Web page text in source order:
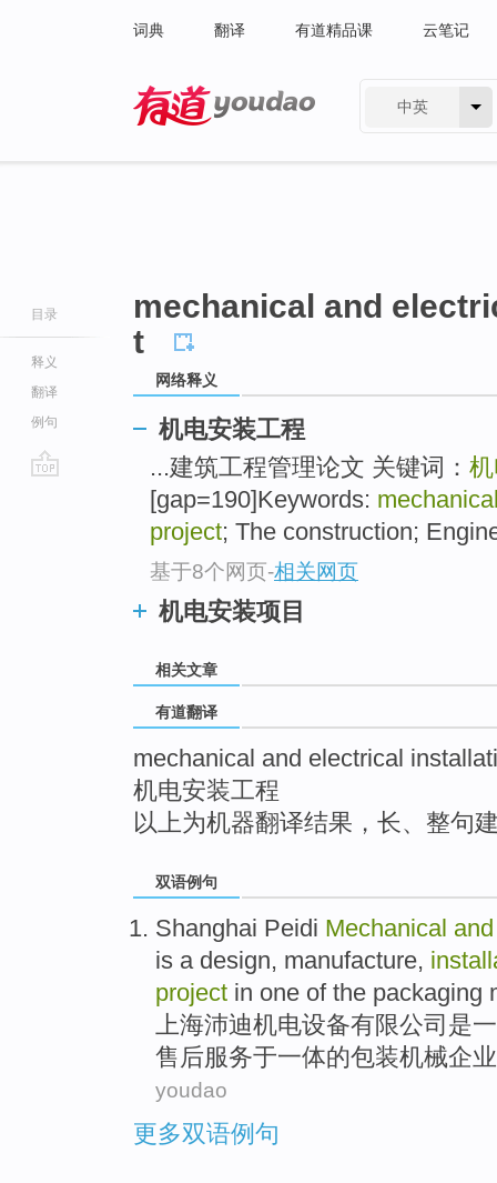
词典 翻译 有道精品课 云笔记
中英
目录
释义
翻译
例句
mechanical and
t
网络释义
机电安装工程
...建筑工程管理论文 关键词：
[gap=190]Keywords:
project; The construction;
基于8个网页-相关网页
机电安装项目
相关文章
有道翻译
mechanical and electrical
机电安装工程
以上为机器翻译结果，长、整句
双语例句
Shanghai Peidi Mechanical
is a design, manufacture,
project in one of the packaging
上海沛迪机电设备有限公司 是
售后服务于一体的包装机械企业
youdao
更多双语例句